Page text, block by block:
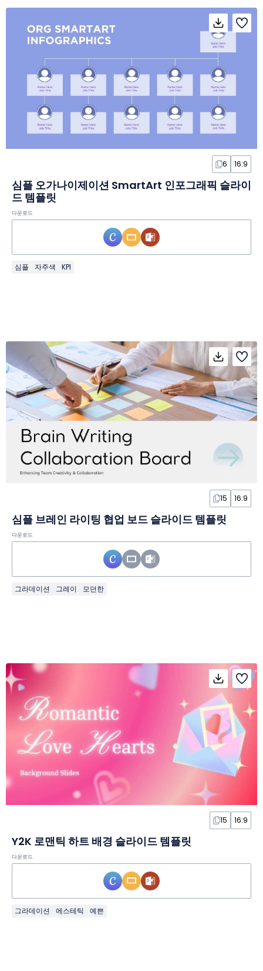
6 16:9
심플 오가나이제이션 SmartArt 인포그래픽 슬라이
드 템플릿
다운로드
심플 자주색 KPI
15 16:9
심플 브레인 라이팅 협업 보드 슬라이드 템플릿
다운로드
그라데이션 그레이 모던한
15 16:9
Y2K 로맨틱 하트 배경 슬라이드 템플릿
다운로드
그라데이션 에스테틱 예쁜